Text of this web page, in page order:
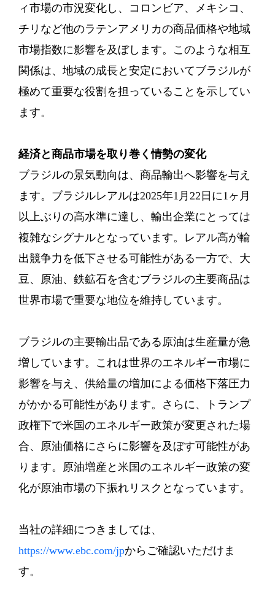
ィ市場の市況変化し、コロンビア、メキシコ、
チリなど他のラテンアメリカの商品価格や地域
市場指数に影響を及ぼします。このような相互
関係は、地域の成長と安定においてブラジルが
極めて重要な役割を担っていることを示してい
ます。
経済と商品市場を取り巻く情勢の変化
ブラジルの景気動向は、商品輸出へ影響を与え
ます。ブラジルレアルは2025年1月22日に1ヶ月
以上ぶりの高水準に達し、輸出企業にとっては
複雑なシグナルとなっています。レアル高が輸
出競争力を低下させる可能性がある一方で、大
豆、原油、鉄鉱石を含むブラジルの主要商品は
世界市場で重要な地位を維持しています。
ブラジルの主要輸出品である原油は生産量が急
増しています。これは世界のエネルギー市場に
影響を与え、供給量の増加による価格下落圧力
がかかる可能性があります。さらに、トランプ
政権下で米国のエネルギー政策が変更された場
合、原油価格にさらに影響を及ぼす可能性があ
ります。原油増産と米国のエネルギー政策の変
化が原油市場の下振れリスクとなっています。
当社の詳細につきましては、
https://www.ebc.com/jpからご確認いただけま
す。